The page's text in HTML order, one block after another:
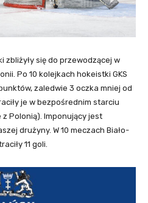
zbliżyły się do przewodzącej w
Po 10 kolejkach hokeistki GKS
zaledwie 3 oczka mniej od
je w bezpośrednim starciu
Polonią). Imponujący jest
drużyny. W 10 meczach Biało-
11 goli.